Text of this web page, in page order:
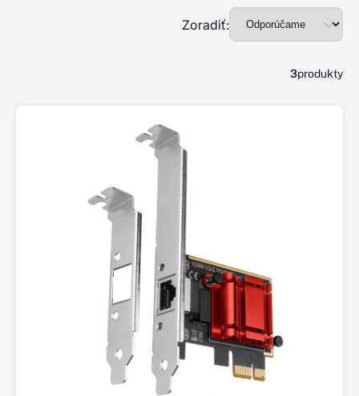
Zoradiť:
3produkty